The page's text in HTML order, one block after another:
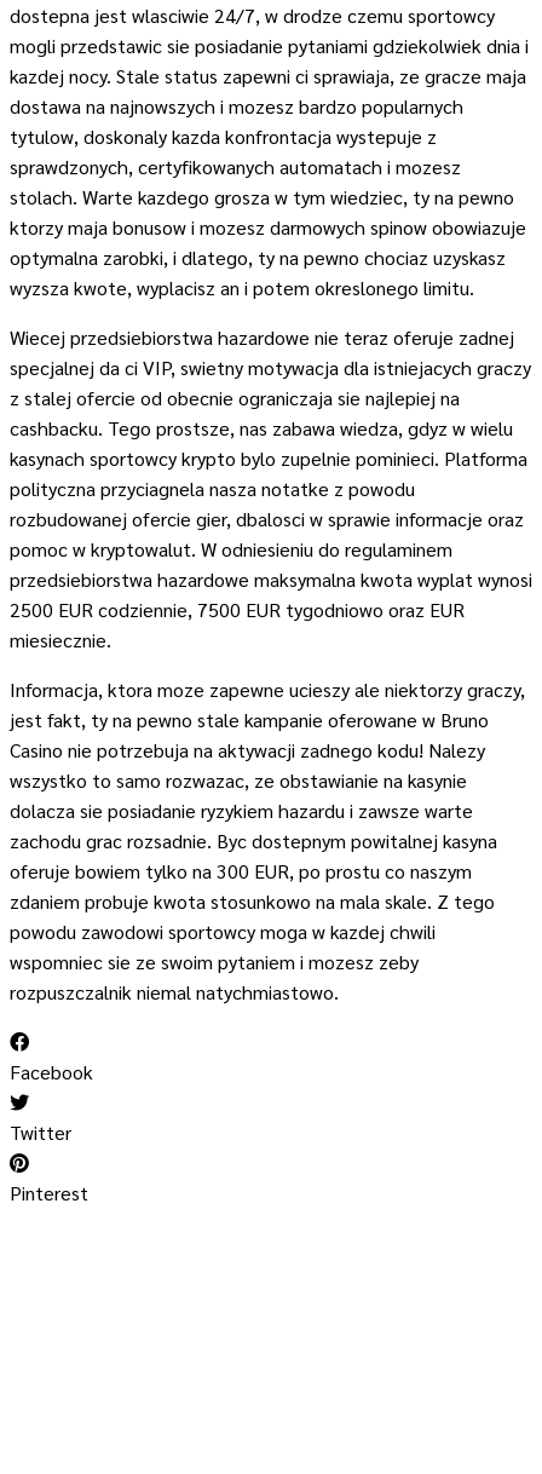
dostepna jest wlasciwie 24/7, w drodze czemu sportowcy
mogli przedstawic sie posiadanie pytaniami gdziekolwiek dnia i
kazdej nocy. Stale status zapewni ci sprawiaja, ze gracze maja
dostawa na najnowszych i mozesz bardzo popularnych
tytulow, doskonaly kazda konfrontacja wystepuje z
sprawdzonych, certyfikowanych automatach i mozesz
stolach. Warte kazdego grosza w tym wiedziec, ty na pewno
ktorzy maja bonusow i mozesz darmowych spinow obowiazuje
optymalna zarobki, i dlatego, ty na pewno chociaz uzyskasz
wyzsza kwote, wyplacisz an i potem okreslonego limitu.
Wiecej przedsiebiorstwa hazardowe nie teraz oferuje zadnej
specjalnej da ci VIP, swietny motywacja dla istniejacych graczy
z stalej ofercie od obecnie ograniczaja sie najlepiej na
cashbacku. Tego prostsze, nas zabawa wiedza, gdyz w wielu
kasynach sportowcy krypto bylo zupelnie pominieci. Platforma
polityczna przyciagnela nasza notatke z powodu
rozbudowanej ofercie gier, dbalosci w sprawie informacje oraz
pomoc w kryptowalut. W odniesieniu do regulaminem
przedsiebiorstwa hazardowe maksymalna kwota wyplat wynosi
2500 EUR codziennie, 7500 EUR tygodniowo oraz EUR
miesiecznie.
Informacja, ktora moze zapewne ucieszy ale niektorzy graczy,
jest fakt, ty na pewno stale kampanie oferowane w Bruno
Casino nie potrzebuja na aktywacji zadnego kodu! Nalezy
wszystko to samo rozwazac, ze obstawianie na kasynie
dolacza sie posiadanie ryzykiem hazardu i zawsze warte
zachodu grac rozsadnie. Byc dostepnym powitalnej kasyna
oferuje bowiem tylko na 300 EUR, po prostu co naszym
zdaniem probuje kwota stosunkowo na mala skale. Z tego
powodu zawodowi sportowcy moga w kazdej chwili
wspomniec sie ze swoim pytaniem i mozesz zeby
rozpuszczalnik niemal natychmiastowo.
Facebook
Twitter
Pinterest